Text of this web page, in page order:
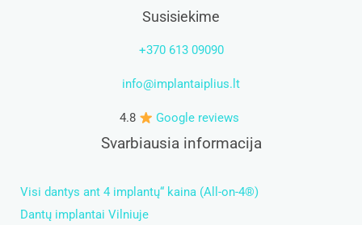
Susisiekime
+370 613 09090
info@implantaiplius.lt
4.8 Google reviews
Svarbiausia informacija
Visi dantys ant 4 implantų“ kaina (All-on-4®)
Dantų implantai Vilniuje